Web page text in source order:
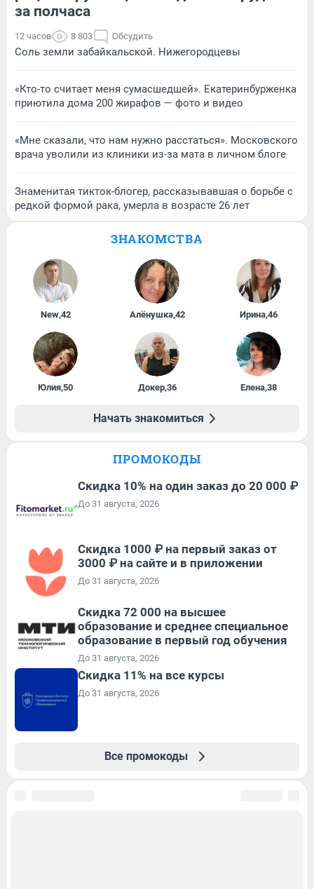
за полчаса
12 часов 8 803 Обсудить
Соль земли забайкальской. Нижегородцевы
«Кто-то считает меня сумасшедшей». Екатеринбурженка
приютила дома 200 жирафов — фото и видео
«Мне сказали, что нам нужно расстаться». Московского
врача уволили из клиники из-за мата в личном блоге
Знаменитая тикток-блогер, рассказывавшая о борьбе с
редкой формой рака, умерла в возрасте 26 лет
ЗНАКОМСТВА
New,42 Алёнушка,42 Ирина,46
Юлия,50 Докер,36 Елена,38
Начать знакомиться
ПРОМОКОДЫ
Скидка 10% на один заказ до 20 000 ₽
До 31 августа, 2026
Скидка 1000 ₽ на первый заказ от
3000 ₽ на сайте и в приложении
До 31 августа, 2026
Скидка 72 000 на высшее
образование и среднее специальное
образование в первый год обучения
До 31 августа, 2026
Скидка 11% на все курсы
До 31 августа, 2026
Все промокоды